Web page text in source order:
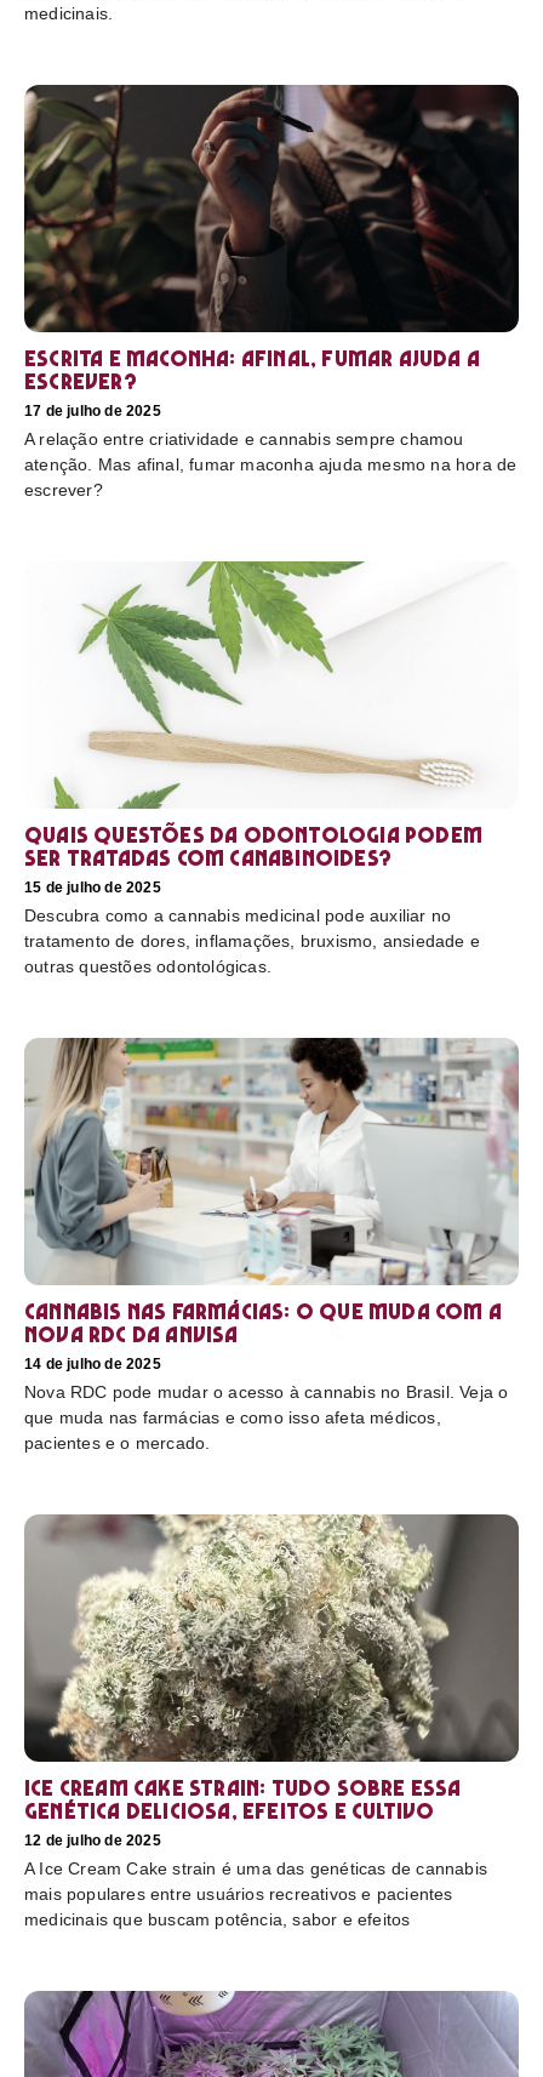
medicinais.
Escrita e maconha: afinal, fumar ajuda a
escrever?
17 de julho de 2025
A relação entre criatividade e cannabis sempre chamou
atenção. Mas afinal, fumar maconha ajuda mesmo na hora de
escrever?
Quais questões da odontologia podem
ser tratadas com canabinoides?
15 de julho de 2025
Descubra como a cannabis medicinal pode auxiliar no
tratamento de dores, inflamações, bruxismo, ansiedade e
outras questões odontológicas.
Cannabis nas farmácias: o que muda com a
nova RDC da Anvisa
14 de julho de 2025
Nova RDC pode mudar o acesso à cannabis no Brasil. Veja o
que muda nas farmácias e como isso afeta médicos,
pacientes e o mercado.
Ice Cream Cake Strain: tudo sobre essa
genética deliciosa, efeitos e cultivo
12 de julho de 2025
A Ice Cream Cake strain é uma das genéticas de cannabis
mais populares entre usuários recreativos e pacientes
medicinais que buscam potência, sabor e efeitos